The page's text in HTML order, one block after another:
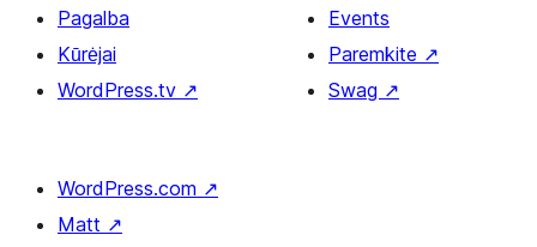
Pagalba
Kūrėjai
WordPress.tv ↗
Events
Paremkite ↗
Swag ↗
WordPress.com ↗
Matt ↗